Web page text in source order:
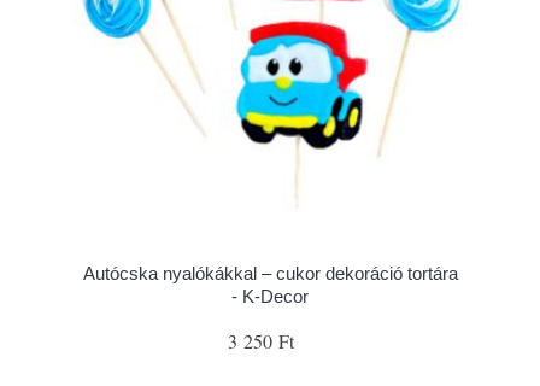
Autócska nyalókákkal – cukor dekoráció tortára
- K-Decor
3 250 Ft